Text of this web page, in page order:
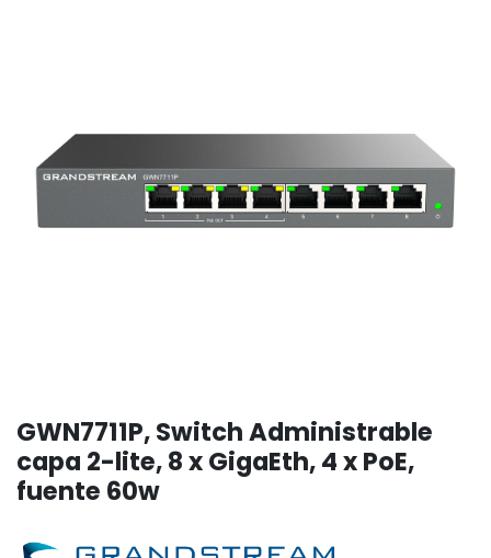
GWN7711P, Switch Administrable
capa 2-lite, 8 x GigaEth, 4 x PoE,
fuente 60w